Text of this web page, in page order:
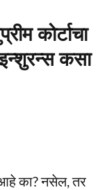
कोर्टाचा
इन्शुरन्स कसा
आहे का? नसेल, तर